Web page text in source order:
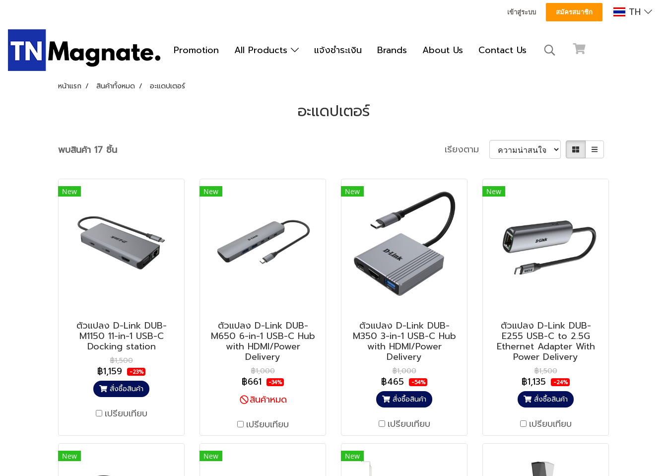
เข้าสู่ระบบ สมัครสมาชิก TH
Promotion All Products แจ้งชำระเงิน Brands About Us Contact Us
หน้าแรก สินค้าทั้งหมด อะแดปเตอร์
อะแดปเตอร์
พบสินค้า 17 ชิ้น เรียงตาม
New
ตัวแปลง D-Link DUB-
M1150 11-in-1 USB-C
Docking station
฿1,500
฿1,159 -23%
สั่งซื้อสินค้า
เปรียบเทียบ
New
ตัวแปลง D-Link DUB-
M650 6-in-1 USB-C Hub
with HDMI/Power
Delivery
฿1,000
฿661 -34%
สินค้าหมด
เปรียบเทียบ
New
ตัวแปลง D-Link DUB-
M350 3-in-1 USB-C Hub
with HDMI/Power
Delivery
฿1,000
฿465 -54%
สั่งซื้อสินค้า
เปรียบเทียบ
New
ตัวแปลง D-Link DUB-
E255 USB-C to 2.5G
Ethernet Adapter With
Power Delivery
฿1,500
฿1,135 -24%
สั่งซื้อสินค้า
เปรียบเทียบ
New New New